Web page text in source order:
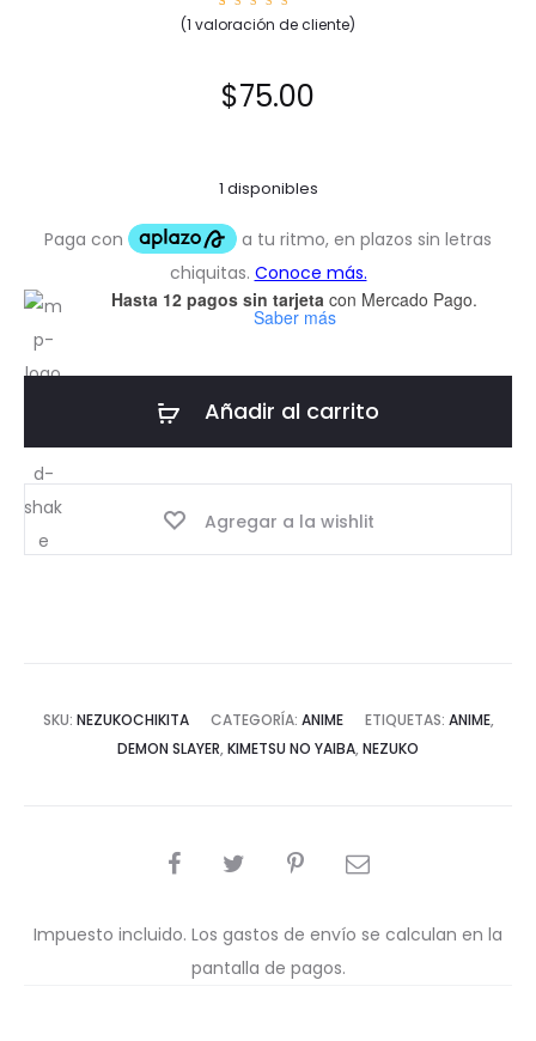
Valorad
o con
ión de
un
(1 valoración de cliente)
$75.00
1 disponibles
Hasta 12 pagos sin tarjeta con Mercado Pago.
Saber más
Añadir al carrito
Agregar a la wishlit
SKU: NEZUKOCHIKITA CATEGORÍA: ANIME ETIQUETAS: ANIME,
DEMON SLAYER, KIMETSU NO YAIBA, NEZUKO
COMPARTIR
Impuesto incluido. Los gastos de envío se calculan en la
pantalla de pagos.